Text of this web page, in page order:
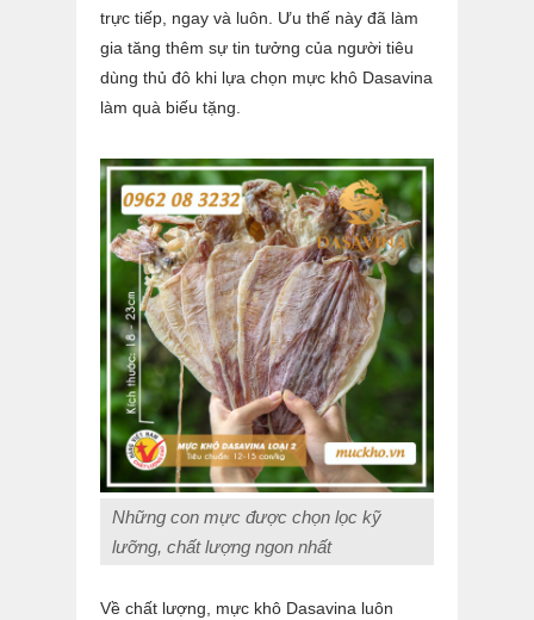
trực tiếp, ngay và luôn. Ưu thế này đã làm
gia tăng thêm sự tin tưởng của người tiêu
dùng thủ đô khi lựa chọn mực khô Dasavina
làm quà biếu tặng.
Những con mực được chọn lọc kỹ
lưỡng, chất lượng ngon nhất
Về chất lượng, mực khô Dasavina luôn